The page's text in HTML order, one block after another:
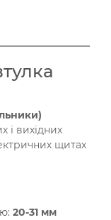
і вихідних
щитах
20-31 мм